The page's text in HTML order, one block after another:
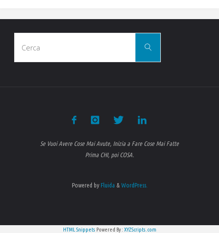
Cerca
Se Vuoi Avere Cose Mai Avute, Inizia a Fare Cose Mai Fatte
Prima CHI, poi COSA.
Powered byFluida & WordPress.
HTML Snippets Powered By : XYZScripts.com